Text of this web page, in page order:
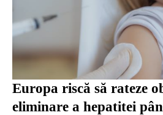
Europa riscă să rateze
eliminare a hepatitei